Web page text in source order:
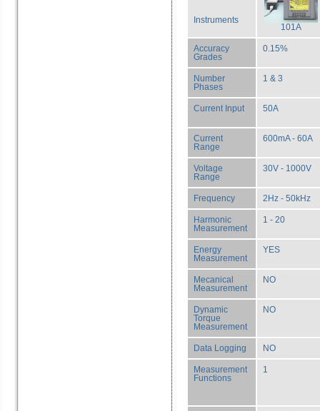
Instruments
101A
Accuracy
Grades
0.15%
Number
Phases
1 & 3
Current Input 50A
Current
Range
600mA - 60A
Voltage
Range
30V - 1000V
Frequency 2Hz - 50kHz
Harmonic
Measurement
1 - 20
Energy
Measurement
YES
Mecanical
Measurement
NO
Dynamic
Torque
Measurement
NO
Data Logging NO
Measurement
Functions
1